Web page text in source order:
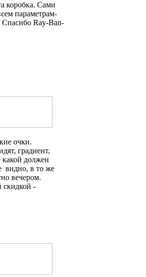
коробка. Сами
параметрам-
Ray-Ban-
очки.
градиент,
какой должен
видно, в то же
вечером.
скидкой -